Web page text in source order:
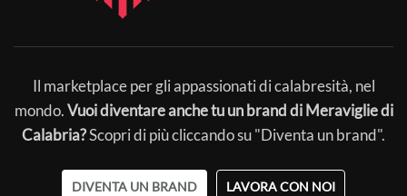
Il marketplace per gli appassionati di calabresità, nel
mondo.Vuoi diventare anche tu un brand di Meraviglie di
Calabria?Scopri di più cliccando su "Diventa un brand".
DIVENTA UN BRAND LAVORA CON NOI